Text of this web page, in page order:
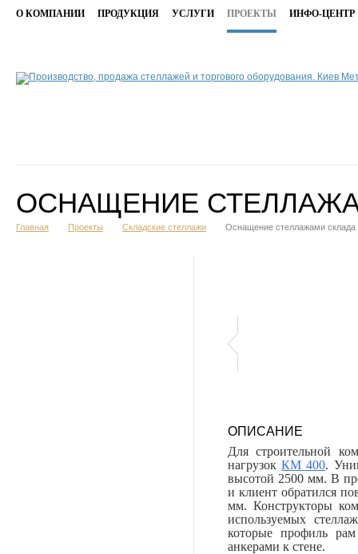
О КОМПАНИИ ПРОДУКЦИЯ УСЛУГИ ПРОЕКТЫ ИНФО-ЦЕНТР
ОСНАЩЕНИЕ
Главная Проекты Складские стеллажи Оснащение стеллажами
ОПИСАНИЕ
Для строительной
нагрузокКМ 400.
высотой 2500 мм. В
и клиент обратился
мм. Конструкторы
используемых
которые профиль
анкерами к стене.